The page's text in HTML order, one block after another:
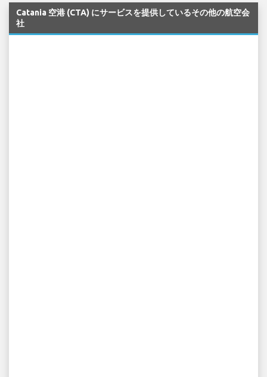
Catania 空港 (CTA) にサービスを提供しているその他の航空会
社